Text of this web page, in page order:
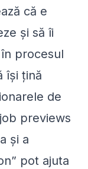
că e
și să îi
procesul
își țină
de
previews
și a
pot ajuta